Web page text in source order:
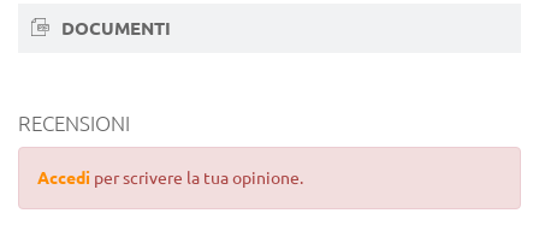
DOCUMENTI
RECENSIONI
Accedi per scrivere la tua opinione.